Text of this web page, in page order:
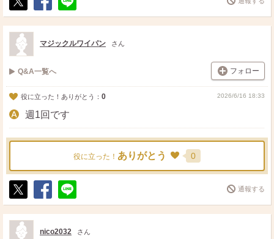
ポ
ス
ト
シ
ェ
送
る
マジックルワイパン さん
Q&A一覧へ フォロー
役に立った！ありがとう： 0 2026/6/16 18:33
週1回です
役に立った！ ありがとう 0
ポ
ス
ト
シ
ェ
送
る
通報する
nico2032 さん